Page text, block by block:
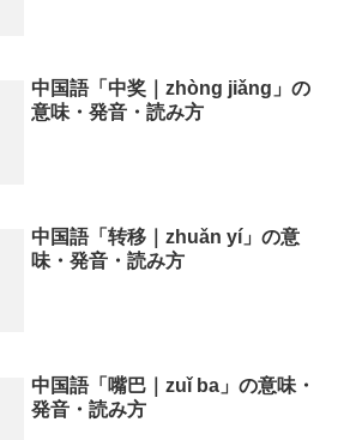
中国語「中奖｜zhòng jiǎng」の
意味・発音・読み方
中国語「转移｜zhuǎn yí」の意
味・発音・読み方
中国語「嘴巴｜zuǐ ba」の意味・
発音・読み方